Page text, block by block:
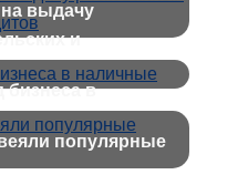
выдачу
и
бизнеса в
популярные